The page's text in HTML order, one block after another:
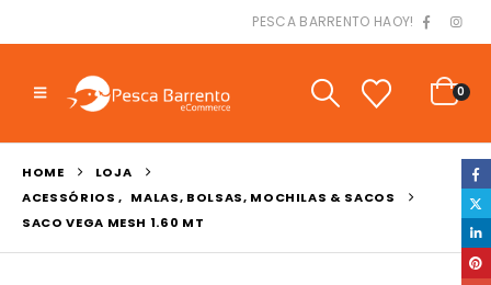
PESCA BARRENTO HAOY!
0
HOME
LOJA
ACESSÓRIOS , MALAS, BOLSAS, MOCHILAS & SACOS
SACO VEGA MESH 1.60 MT